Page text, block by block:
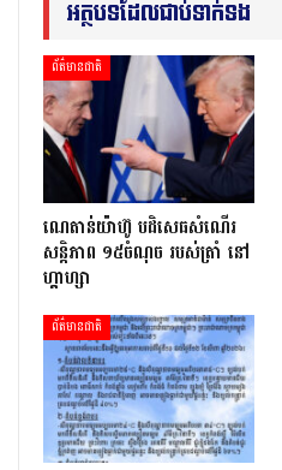
អត្ថបទដែលជាប់ទាក់ទង
ព័ត៌មានជាតិ
ណេតាន់យ៉ាហ៊ូ បដិសេធសំណើរ
សន្តិភាព ១៥ចំណុច របស់ត្រាំ នៅ
ហ្គាហ្សា
ព័ត៌មានជាតិ